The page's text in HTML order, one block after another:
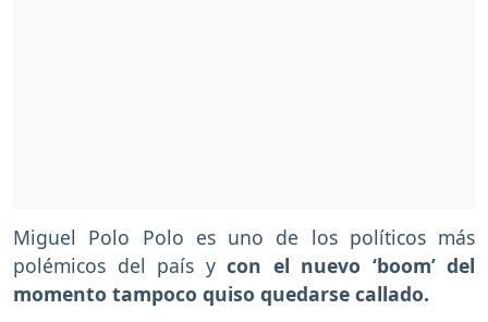
Miguel Polo Polo es uno de los políticos más
polémicos del país y con el nuevo ‘boom’ del
momento tampoco quiso quedarse callado.